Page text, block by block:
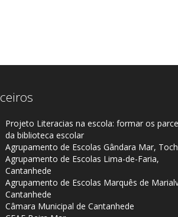
Projeto Literacias na escola: formar os
da biblioteca escolar
Agrupamento de Escolas Gândara Mar,
Agrupamento de Escolas Lima-de-Faria,
Cantanhede
Agrupamento de Escolas Marquês de
Cantanhede
Câmara Municipal de Cantanhede